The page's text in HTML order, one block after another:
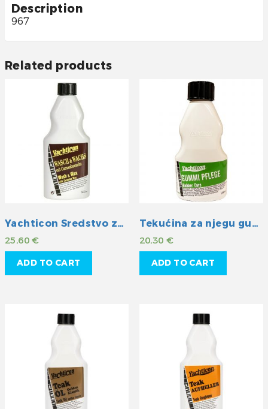
Description
967
Related products
Yachticon Sredstvo za čišćenje i pranje sa zaštitom
25,60€
ADD TO CART
Tekućina za njegu gumenih površina
20,30€
ADD TO CART